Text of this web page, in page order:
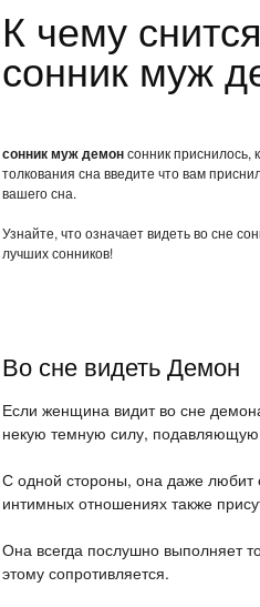
К чему снится сонник муж демон?
сонник муж
сонник муж демонсонник приснилось,
толкования сна введите что вам
вашего сна.
Узнайте, что означает видеть во сне
лучших сонников!
Во сне видеть Демон
Если женщина видит во сне
некую темную силу,
С одной стороны, она даже любит
интимных отношениях также
Она всегда послушно выполняет
этому сопротивляется.